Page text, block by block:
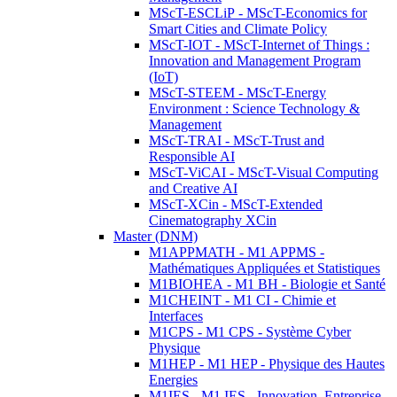
MScT-ESCLiP - MScT-Economics for
Smart Cities and Climate Policy
MScT-IOT - MScT-Internet of Things :
Innovation and Management Program
(IoT)
MScT-STEEM - MScT-Energy
Environment : Science Technology &
Management
MScT-TRAI - MScT-Trust and
Responsible AI
MScT-ViCAI - MScT-Visual Computing
and Creative AI
MScT-XCin - MScT-Extended
Cinematography XCin
Master (DNM)
M1APPMATH - M1 APPMS -
Mathématiques Appliquées et Statistiques
M1BIOHEA - M1 BH - Biologie et Santé
M1CHEINT - M1 CI - Chimie et
Interfaces
M1CPS - M1 CPS - Système Cyber
Physique
M1HEP - M1 HEP - Physique des Hautes
Energies